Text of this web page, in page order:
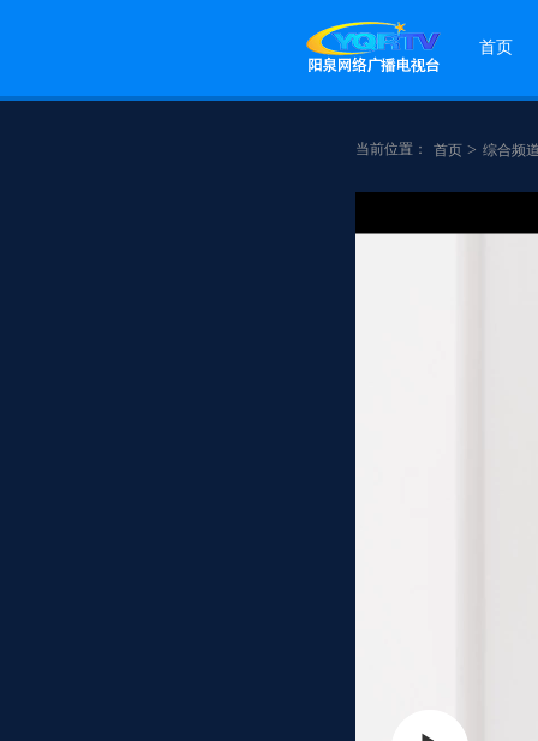
首页
当前位置： 首页 > 综合频